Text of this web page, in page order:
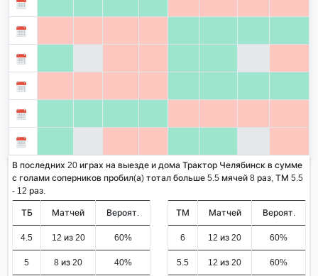
В последних 20 играх на выезде и дома Трактор Челябинск в сумме
с голами соперников пробил(а) тотал больше 5.5 мячей 8 раз, ТМ 5.5
- 12 раз.
ТБ Матчей Вероят.
4.5 12 из 20 60%
5 8 из 20 40%
ТМ Матчей Вероят.
6 12 из 20 60%
5.5 12 из 20 60%